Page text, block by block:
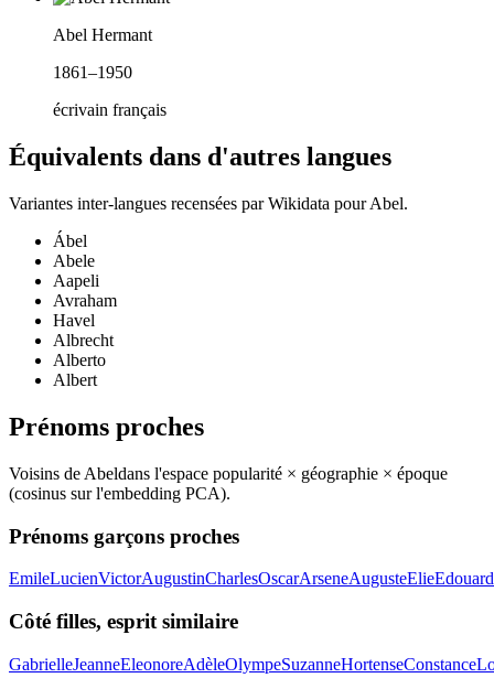
Abel Hermant
1861–1950
écrivain français
Équivalents dans d'autres langues
Variantes inter-langues recensées par Wikidata pourAbel.
Ábel
Abele
Aapeli
Avraham
Havel
Albrecht
Alberto
Albert
Prénoms proches
Voisins de Abeldans l'espace popularité × géographie × époque
(cosinus sur l'embedding PCA).
Prénoms garçons proches
EmileLucienVictorAugustinCharlesOscarArseneAugusteElieEdouard
Côté filles, esprit similaire
GabrielleJeanneEleonoreAdèleOlympeSuzanneHortenseConstance